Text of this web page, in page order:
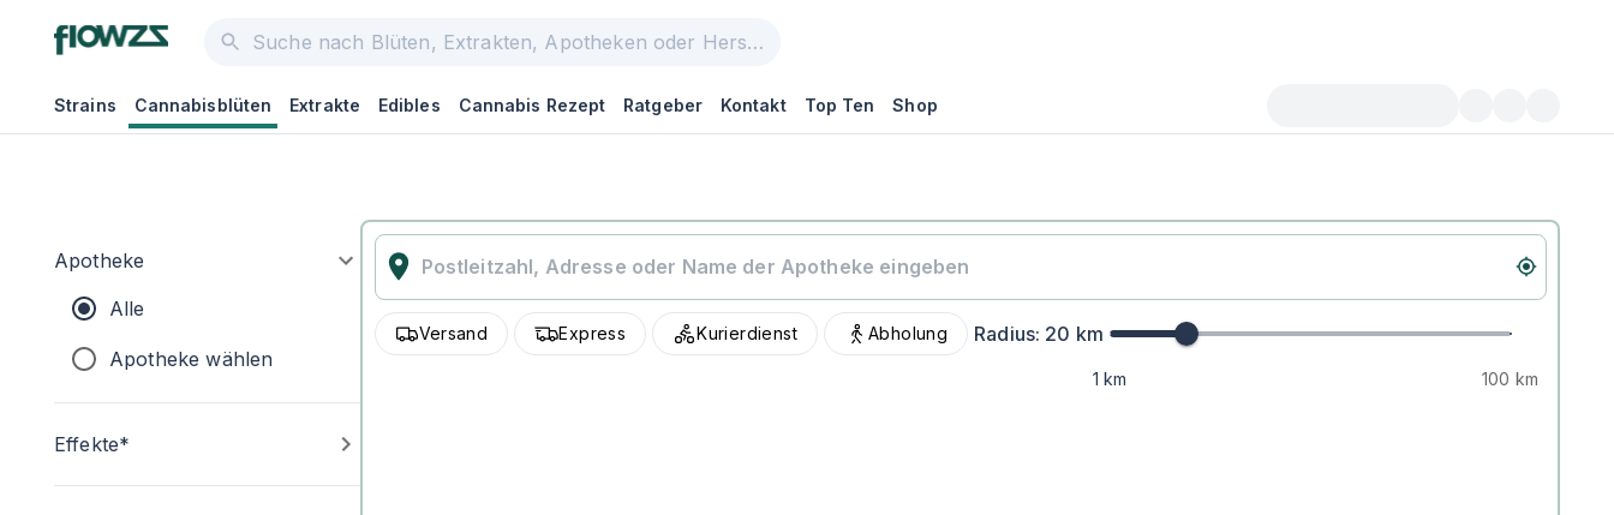
Strains Cannabisblüten Extrakte Edibles Cannabis Rezept Ratgeber Kontakt Top Ten Shop
Apotheke
Alle
Apotheke wählen
Effekte*
Versand Express Kurierdienst Abholung Radius: 20 km
1 km 100 km